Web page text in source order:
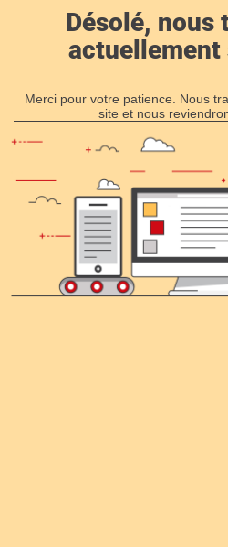
Désolé, nous
actuellement
Merci pour votre patience. Nous
site et nous